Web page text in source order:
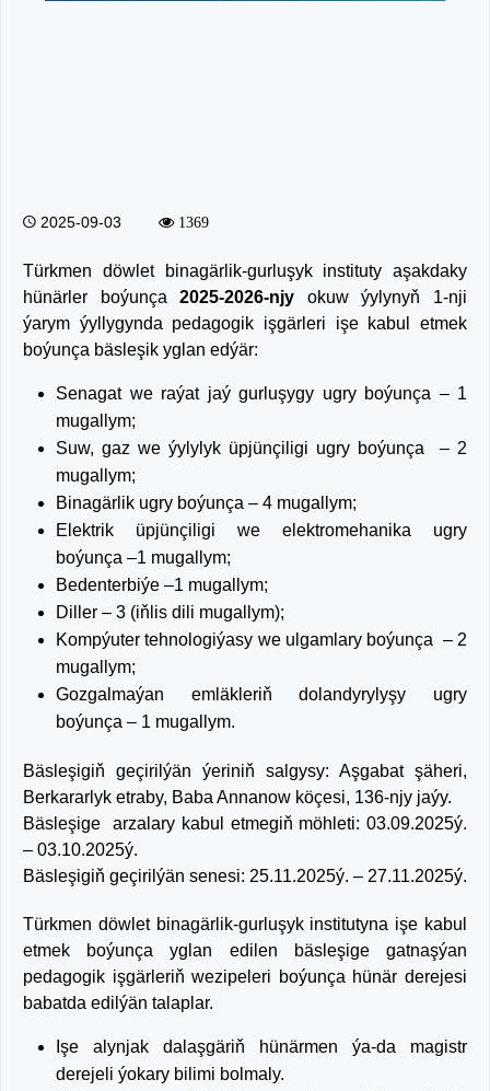
2025-09-03 1369
Türkmen döwlet binagärlik-gurluşyk instituty aşakdaky
hünärler boýunça2025-2026-njy okuw ýylynyň 1-nji
ýarym ýyllygynda pedagogik işgärleri işe kabul etmek
boýunça bäsleşik yglan edýär:
Senagat we raýat jaý gurluşygy ugry boýunça – 1
mugallym;
Suw, gaz we ýylylyk üpjünçiligi ugry boýunça – 2
mugallym;
Binagärlik ugry boýunça – 4 mugallym;
Elektrik üpjünçiligi we elektromehanika ugry
boýunça –1 mugallym;
Bedenterbiýe –1 mugallym;
Diller – 3 (iňlis dili mugallym);
Kompýuter tehnologiýasy we ulgamlary boýunça – 2
mugallym;
Gozgalmaýan emläkleriň dolandyrylyşy ugry
boýunça – 1 mugallym.
Bäsleşigiň geçirilýän ýeriniň salgysy: Aşgabat şäheri,
Berkararlyk etraby, Baba Annanow köçesi, 136-njy jaýy.
Bäsleşige arzalary kabul etmegiň möhleti: 03.09.2025ý.
– 03.10.2025ý.
Bäsleşigiň geçirilýän senesi: 25.11.2025ý. – 27.11.2025ý.
Türkmen döwlet binagärlik-gurluşyk institutyna işe kabul
etmek boýunça yglan edilen bäsleşige gatnaşýan
pedagogik işgärleriň wezipeleri boýunça hünär derejesi
babatda edilýän talaplar.
Işe alynjak dalaşgäriň hünärmen ýa-da magistr
derejeli ýokary bilimi bolmaly.